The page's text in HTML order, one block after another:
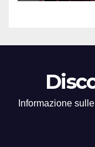
Informazione